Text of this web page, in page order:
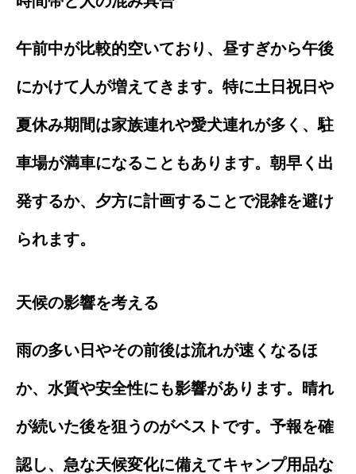
午前中が比較的空いており、昼すぎから午後
にかけて人が増えてきます。特に土日祝日や
夏休み期間は家族連れや愛犬連れが多く、駐
車場が満車になることもあります。朝早く出
発するか、夕方に計画することで混雑を避け
られます。
天候の影響を考える
雨の多い日やその前後は流れが速くなるほ
か、水質や安全性にも影響があります。晴れ
が続いた後を狙うのがベストです。予報を確
認し、急な天候変化に備えてキャンプ用品な